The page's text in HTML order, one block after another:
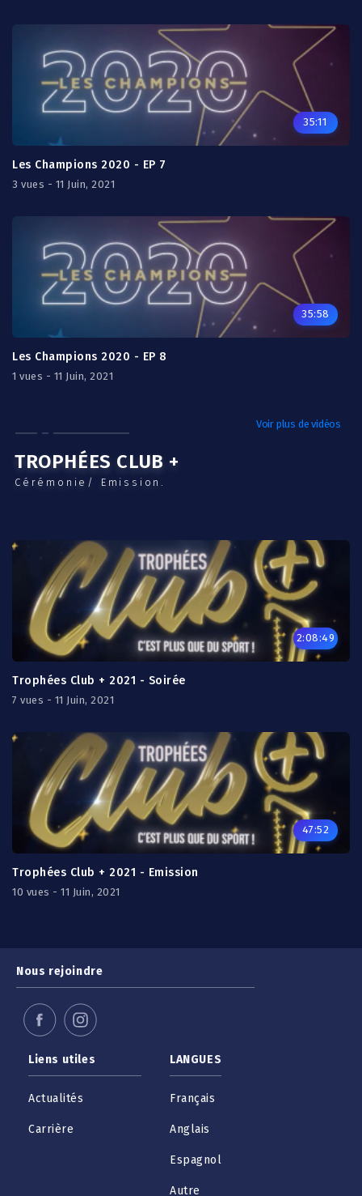
35:11
Les Champions 2020 - EP 7
3 vues - 11 Juin, 2021
35:58
Les Champions 2020 - EP 8
1 vues - 11 Juin, 2021
TROPHÉES CLUB +
Cérémonie/ Emission.
Voir plus de vidéos
2:08:49
Trophées Club + 2021 - Soirée
7 vues - 11 Juin, 2021
47:52
Trophées Club + 2021 - Emission
10 vues - 11 Juin, 2021
Nous rejoindre
Liens utiles
Actualités
Carrière
LANGUES
Français
Anglais
Espagnol
Autre